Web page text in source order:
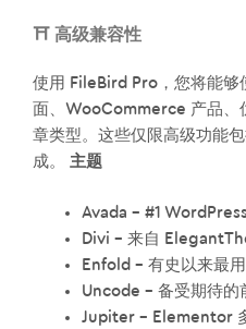
⛩️ 高级兼容性
使用 FileBird Pro，您将能够
面、WooCommerce 产品、
章类型。这些仅限高级功能
成。 主题
Avada – #1
Divi – 来自
Enfold – 有史以来最
Uncode – 备受期待的
Jupiter – Elementor